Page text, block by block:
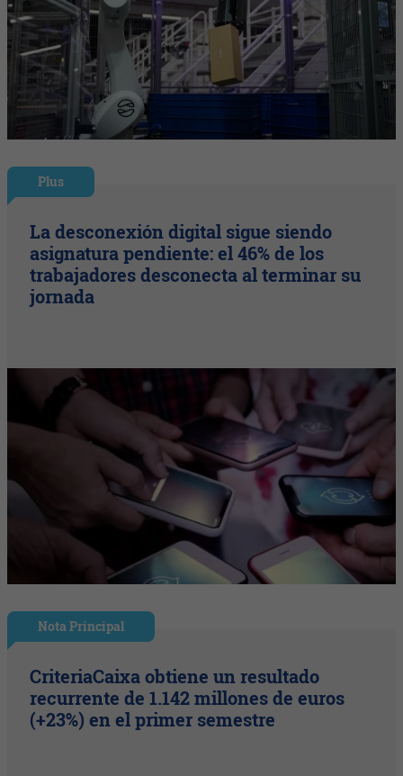
Plus
La desconexión digital sigue siendo
asignatura pendiente: el 46% de los
trabajadores desconecta al terminar su
jornada
Nota Principal
CriteriaCaixa obtiene un resultado
recurrente de 1.142 millones de euros
(+23%) en el primer semestre